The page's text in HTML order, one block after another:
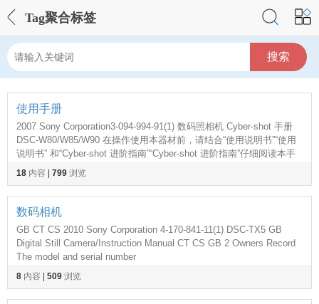
Tag聚合标签
搜索
使用手册
2007 Sony Corporation3-094-994-91(1) 数码照相机 Cyber-shot 手册
DSC-W80/W85/W90 在操作使用本器材前，请结合“使用说明书”“使用
说明书” 和“Cyber-shot 进阶指南”“Cyber-shot 进阶指南”仔细阅读本手
册，并妥善保
18 内容 799 浏览
数码相机
GB CT CS 2010 Sony Corporation 4-170-841-11(1) DSC-TX5 GB
Digital Still Camera/Instruction Manual CT CS GB 2 Owners Record
The model and serial number
8 内容 509 浏览